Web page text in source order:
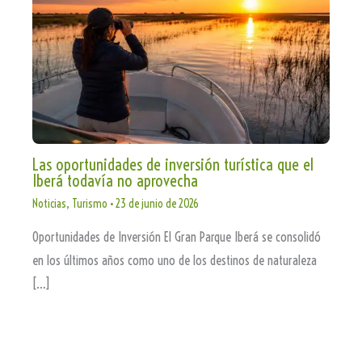
Las oportunidades de inversión turística que el
Iberá todavía no aprovecha
Noticias, Turismo •23 de junio de 2026
Oportunidades de Inversión El Gran Parque Iberá se consolidó
en los últimos años como uno de los destinos de naturaleza
[…]